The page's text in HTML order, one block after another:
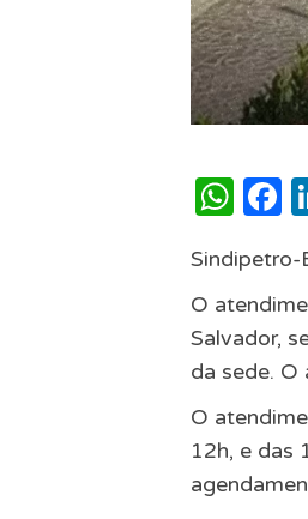
Sindipetro-
O
Salvador,
da sede. O
O
12h, e das